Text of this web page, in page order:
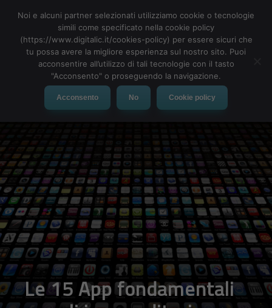
MENU
Le 15 App fondamentali
Noi e alcuni partner selezionati utilizziamo cookie o tecnologie
simili come specificato nella cookie policy
(https://www.digitalic.it/cookies-policy) per essere sicuri che
tu possa avere la migliore esperienza sul nostro sito. Puoi
acconsentire all’utilizzo di tali tecnologie con il tasto
"Acconsento" o proseguendo la navigazione.
Acconsento No Cookie policy